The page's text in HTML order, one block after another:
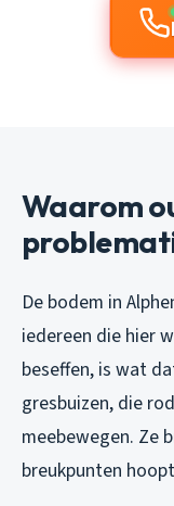
Waarom
De bodem in
iedereen die hier
beseffen, is wat
gresbuizen, die
meebewegen. Ze
breukpunten